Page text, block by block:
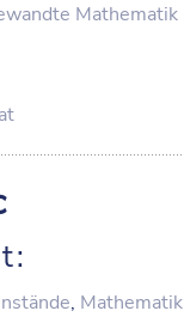
Mathematik
,